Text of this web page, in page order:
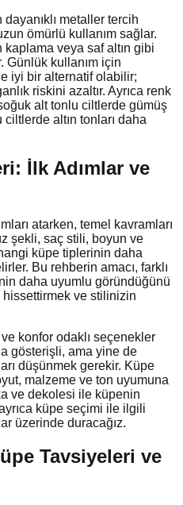
metaller tercih
ömürlü kullanım sağlar.
veya saf altın gibi
Günlük kullanım için
iyi bir alternatif olabilir;
riskini azaltır. Ayrıca renk
alt tonlu ciltlerde gümüş
altın tonları daha
İlk Adımlar ve
atarken, temel kavramları
şekli, saç stili, boyun ve
küpe tiplerinin daha
Bu rehberin amacı, farklı
daha uyumlu göründüğünü
ve stilinizin
konfor odaklı seçenekler
gösterişli, ama yine de
düşünmek gerekir. Küpe
malzeme ve ton uyumuna
ve dekolesi ile küpenin
küpe seçimi ile ilgili
üzerinde duracağız.
Tavsiyeleri ve